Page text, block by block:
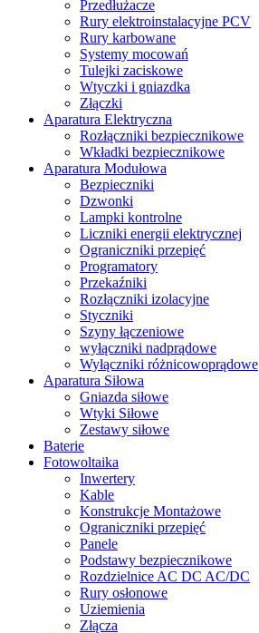
Przedłużacze
Rury elektroinstalacyjne PCV
Rury karbowane
Systemy mocowań
Tulejki zaciskowe
Wtyczki i gniazdka
Złączki
Aparatura Elektryczna
Rozłączniki bezpiecznikowe
Wkładki bezpiecznikowe
Aparatura Modułowa
Bezpieczniki
Dzwonki
Lampki kontrolne
Liczniki energii elektrycznej
Ograniczniki przepięć
Programatory
Przekaźniki
Rozłączniki izolacyjne
Styczniki
Szyny łączeniowe
wyłączniki nadprądowe
Wyłączniki różnicowoprądowe
Aparatura Siłowa
Gniazda siłowe
Wtyki Siłowe
Zestawy siłowe
Baterie
Fotowoltaika
Inwertery
Kable
Konstrukcje Montażowe
Ograniczniki przepięć
Panele
Podstawy bezpiecznikowe
Rozdzielnice AC DC AC/DC
Rury osłonowe
Uziemienia
Złącza